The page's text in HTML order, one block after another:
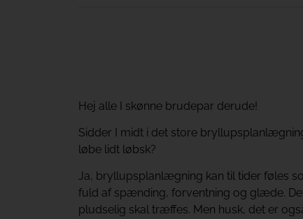
Hej alle I skønne brudepar derude!
Sidder I midt i det store
løbe lidt løbsk?
Ja, bryllupsplanlægning kan til tider føles
fuld af spænding, forventning og glæde.
pludselig skal træffes. Men husk, det er